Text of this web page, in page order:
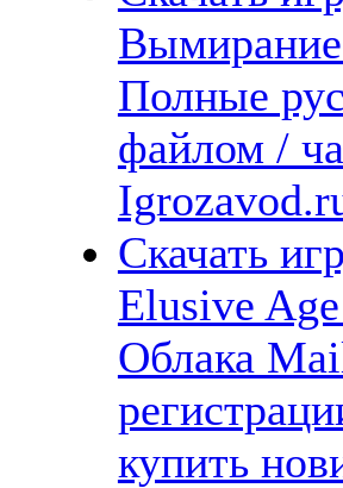
Полные
файлом /
Скачать
Elusive
Облака
купить